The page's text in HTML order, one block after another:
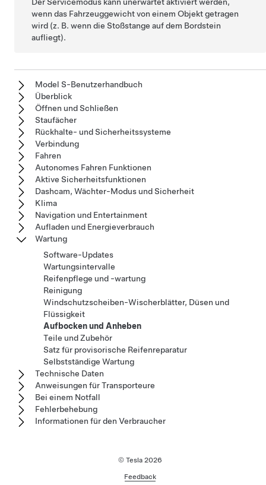
wenn das Fahrzeuggewicht von einem Objekt getragen
wird (z. B. wenn die Stoßstange auf dem Bordstein
aufliegt).
Model S-Benutzerhandbuch
Überblick
Öffnen und Schließen
Staufächer
Rückhalte- und Sicherheitssysteme
Verbindung
Fahren
Autonomes Fahren Funktionen
Aktive Sicherheitsfunktionen
Dashcam, Wächter-Modus und Sicherheit
Klima
Navigation und Entertainment
Aufladen und Energieverbrauch
Wartung
Software-Updates
Wartungsintervalle
Reifenpflege und -wartung
Reinigung
Windschutzscheiben-Wischerblätter, Düsen und
Flüssigkeit
Aufbocken und Anheben
Teile und Zubehör
Satz für provisorische Reifenreparatur
Selbstständige Wartung
Technische Daten
Anweisungen für Transporteure
Bei einem Notfall
Fehlerbehebung
Informationen für den Verbraucher
© Tesla 2026
Feedback